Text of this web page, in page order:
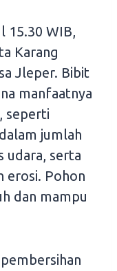
15.30 WIB,
Karang
Jleper. Bibit
manfaatnya
seperti
jumlah
udara, serta
erosi. Pohon
dan mampu